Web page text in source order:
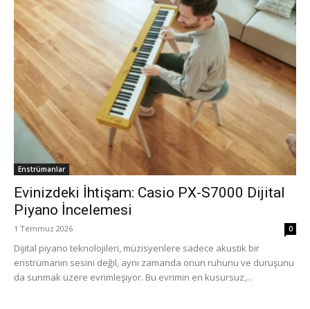
Enstrümanlar
Evinizdeki İhtişam: Casio PX-S7000 Dijital
Piyano İncelemesi
1 Temmuz 2026 0
Dijital piyano teknolojileri, müzisyenlere sadece akustik bir
enstrümanın sesini değil, aynı zamanda onun ruhunu ve duruşunu
da sunmak üzere evrimleşiyor. Bu evrimin en kusursuz,...